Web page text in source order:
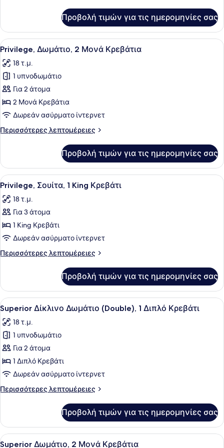
Κρεβάτι
Δίκλινο
Δωμάτιο
(Double),
King
Κρεβάτι
Προβολή τιμών για τις ημερομηνίες σας
Προβολή
όλων
των
φωτογραφιών
για
Privilege,
Δωμάτιο,
2
Μονά
Ένα δωμάτιο ξενοδοχείου με δύο
5
Privilege, Δωμάτιο, 2 Μονά Κρεβάτια
18 τ.μ.
1 υπνοδωμάτιο
Για 2 άτομα
2 Μονά Κρεβάτια
Δωρεάν ασύρματο ίντερνετ
Περισσότερες λεπτομέρειες
Περισσότερες
Δωμάτιο,
Μονά
Κρεβάτια
Προβολή τιμών για τις ημερομηνίες σας
Προβολή
όλων
των
φωτογραφιών
για
Privilege,
Σουίτα,
1
Κρεβάτι
Ένα σύγχρονο δωμάτιο
5
Privilege, Σουίτα, 1 King Κρεβάτι
18 τ.μ.
Για 3 άτομα
1 King Κρεβάτι
Δωρεάν ασύρματο ίντερνετ
Περισσότερες λεπτομέρειες
Περισσότερες
Σουίτα,
King
Κρεβάτι
Προβολή τιμών για τις ημερομηνίες σας
Προβολή
όλων
των
φωτογραφιών
για
Superior
Δίκλινο
Δωμάτιο
(Double),
Κρεβάτι
Ένα δωμάτιο ξενοδοχείου με ένα
10
Superior Δίκλινο Δωμάτιο (Double), 1 Διπλό Κρεβάτι
18 τ.μ.
1 υπνοδωμάτιο
Για 2 άτομα
1 Διπλό Κρεβάτι
Δωρεάν ασύρματο ίντερνετ
Περισσότερες λεπτομέρειες
Περισσότερες
Δίκλινο
Δωμάτιο
(Double),
Προβολή τιμών για τις ημερομηνίες σας
Προβολή
Ένα δωμάτιο ξενοδοχείου με δύο
5
Superior Δωμάτιο, 2 Μονά Κρεβάτια